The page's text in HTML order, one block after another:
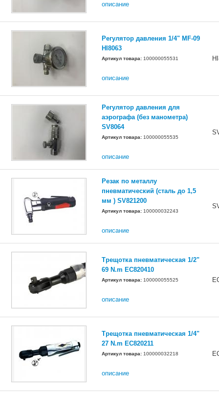
описание
Регулятор давления 1/4" MF-09
HI8063
Артикул товара: 100000055531
описание
Регулятор давления для
аэрографа (без манометра)
SV8064
Артикул товара: 100000055535
описание
Резак по металлу
пневматический (сталь до 1,5
мм ) SV821200
Артикул товара: 100000032243
описание
Трещотка пневматическая 1/2"
69 N.m EC820410
Артикул товара: 100000055525
описание
Трещотка пневматическая 1/4"
27 N.m EC820211
Артикул товара: 100000032218
описание